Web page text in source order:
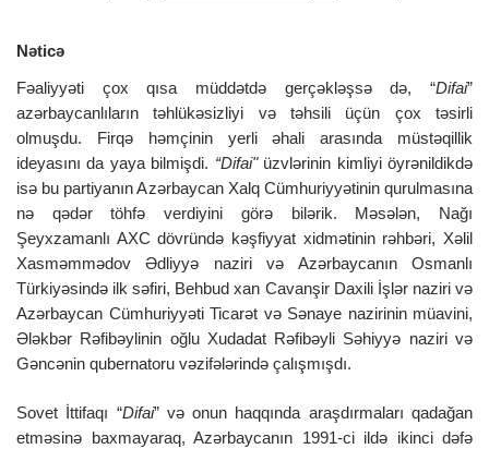
Nəticə
Fəaliyyəti çox qısa müddətdə gerçəkləşsə də, “Difai”
azərbaycanlıların təhlükəsizliyi və təhsili üçün çox təsirli
olmuşdu. Firqə həmçinin yerli əhali arasında müstəqillik
ideyasını da yaya bilmişdi. “Difai"üzvlərinin kimliyi öyrənildikdə
isə bu partiyanın Azərbaycan Xalq Cümhuriyyətinin qurulmasına
nə qədər töhfə verdiyini görə bilərik. Məsələn, Nağı
Şeyxzamanlı AXC dövründə kəşfiyyat xidmətinin rəhbəri, Xəlil
Xasməmmədov Ədliyyə naziri və Azərbaycanın Osmanlı
Türkiyəsində ilk səfiri, Behbud xan Cavanşir Daxili İşlər naziri və
Azərbaycan Cümhuriyyəti Ticarət və Sənaye nazirinin müavini,
Ələkbər Rəfibəylinin oğlu Xudadat Rəfibəyli Səhiyyə naziri və
Gəncənin qubernatoru vəzifələrində çalışmışdı.
Sovet İttifaqı “Difai” və onun haqqında araşdırmaları qadağan
etməsinə baxmayaraq, Azərbaycanın 1991-ci ildə ikinci dəfə